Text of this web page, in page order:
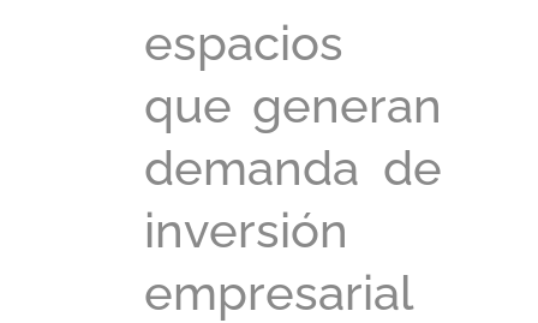
espacios
que generan
demanda de
inversión
empresarial